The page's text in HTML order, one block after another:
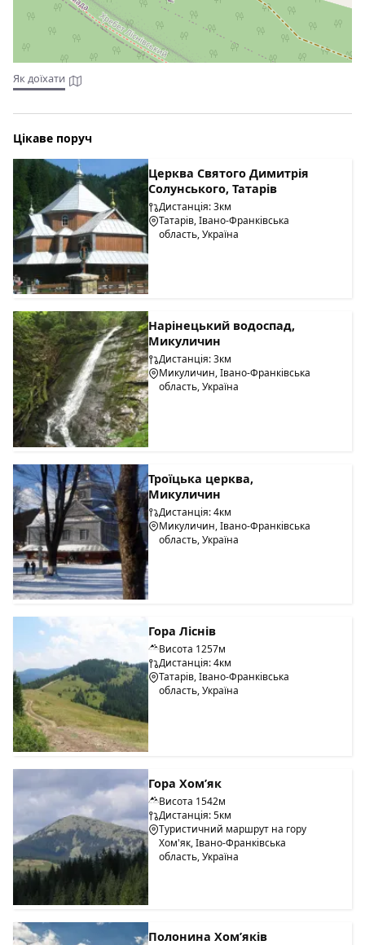
Як доїхати
Цікаве поруч
Церква Святого Димитрія
Солунського, Татарів
Дистанція: 3км
Татарів, Івано-Франківська
область, Україна
Нарінецький водоспад,
Микуличин
Дистанція: 3км
Микуличин, Івано-Франківська
область, Україна
Троїцька церква,
Микуличин
Дистанція: 4км
Микуличин, Івано-Франківська
область, Україна
Гора Ліснів
Висота 1257м
Дистанція: 4км
Татарів, Івано-Франківська
область, Україна
Гора Хом’як
Висота 1542м
Дистанція: 5км
Туристичний маршрут на гору
Хом'як, Івано-Франківська
область, Україна
Полонина Хом’яків